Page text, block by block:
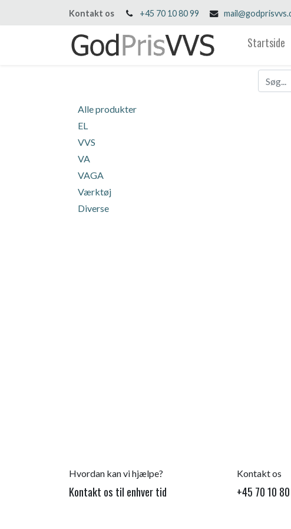
Kontakt os +45 70 10 80 99
Startside
Alle produkter
EL
VVS
VA
VAGA
Værktøj
Diverse
Hvordan kan vi hjælpe?
Kontakt os til enhver tid
Kontakt os
+45 70 10